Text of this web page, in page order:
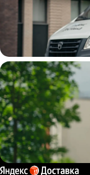
Водитель
грузовой